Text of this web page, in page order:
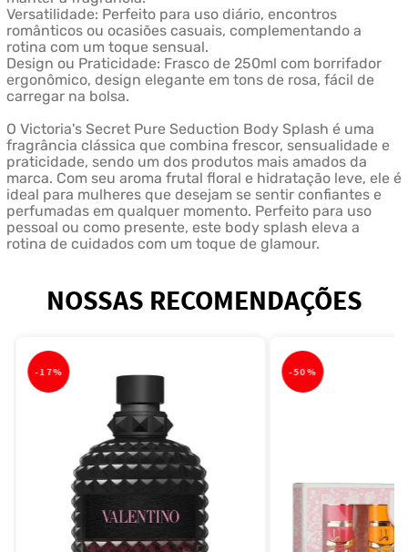
Versatilidade: Perfeito para uso diário, encontros
românticos ou ocasiões casuais, complementando a
rotina com um toque sensual.
Design ou Praticidade: Frasco de 250ml com borrifador
ergonômico, design elegante em tons de rosa, fácil de
carregar na bolsa.
O Victoria's Secret Pure Seduction Body Splash é uma
fragrância clássica que combina frescor, sensualidade e
praticidade, sendo um dos produtos mais amados da
marca. Com seu aroma frutal floral e hidratação leve, ele é
ideal para mulheres que desejam se sentir confiantes e
perfumadas em qualquer momento. Perfeito para uso
pessoal ou como presente, este body splash eleva a
rotina de cuidados com um toque de glamour.
NOSSAS RECOMENDAÇÕES
-17% -50%